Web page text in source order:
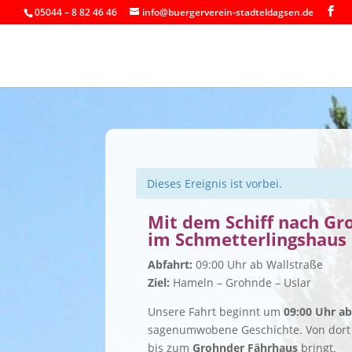
05044 – 8 82 46 46 info@buergerverein-stadteldagsen.de
Dieses Ereignis ist vorbei.
Mit dem Schiff nach
im Schmetterlingshaus
Abfahrt: 09:00 Uhr ab Wallstraße
Ziel: Hameln – Grohnde – Uslar
Unsere Fahrt beginnt um09:00 Uhr
sagenumwobene Geschichte. Von
bis zumGrohnder Fährhaus bringt.